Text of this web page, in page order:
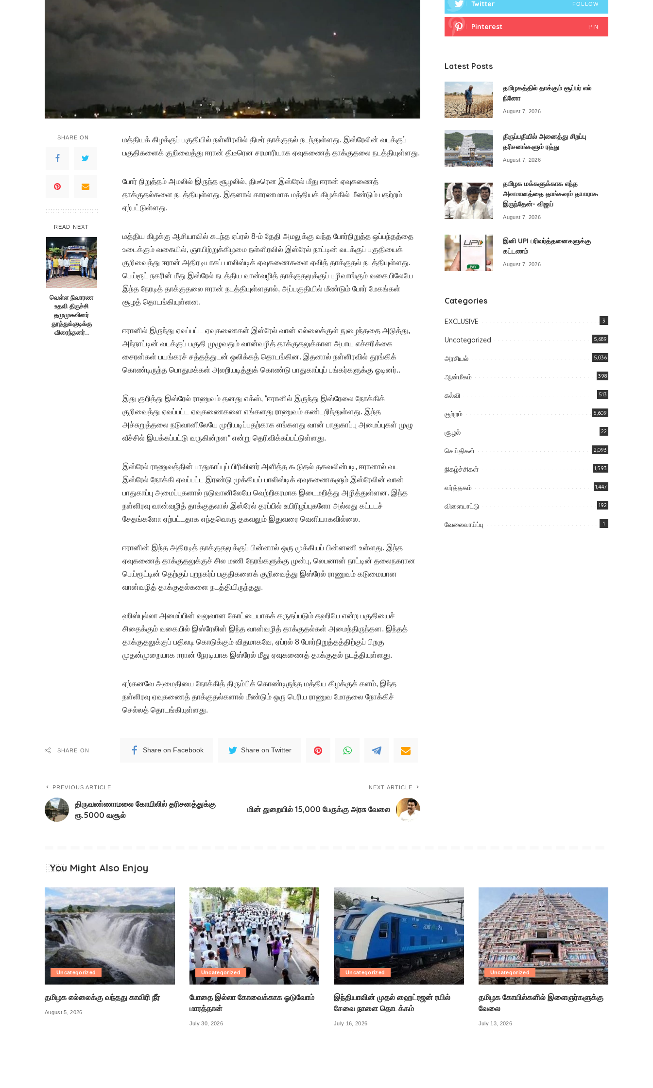
SHARE ON
READ NEXT
வெள்ள நிவாரண
உதவி திருச்சி
தமுமுகவினர்
தூத்துக்குடிக்கு
விரைந்தனர்…
மத்தியக் கிழக்குப் பகுதியில் நள்ளிரவில் திடீர் தாக்குதல் நடந்துள்ளது. இஸ்ரேலின் வடக்குப்
பகுதிகளைக் குறிவைத்து ஈரான் திடீரென சரமாரியாக ஏவுகணைத் தாக்குதலை நடத்தியுள்ளது.
போர் நிறுத்தம் அமலில் இருந்த சூழலில், திடீரென இஸ்ரேல் மீது ஈரான் ஏவுகணைத்
தாக்குதல்களை நடத்தியுள்ளது. இதனால் காரணமாக மத்தியக் கிழக்கில் மீண்டும் பதற்றம்
ஏற்பட்டுள்ளது.
மத்திய கிழக்கு ஆசியாவில் கடந்த ஏப்ரல் 8-ம் தேதி அமலுக்கு வந்த போர்நிறுத்த ஒப்பந்தத்தை
உடைக்கும் வகையில், ஞாயிற்றுக்கிழமை நள்ளிரவில் இஸ்ரேல் நாட்டின் வடக்குப் பகுதியைக்
குறிவைத்து ஈரான் அதிரடியாகப் பாலிஸ்டிக் ஏவுகணைகளை ஏவித் தாக்குதல் நடத்தியுள்ளது.
பெய்ரூட் நகரின் மீது இஸ்ரேல் நடத்திய வான்வழித் தாக்குதலுக்குப் பழிவாங்கும் வகையிலேயே
இந்த நேரடித் தாக்குதலை ஈரான் நடத்தியுள்ளதால், அப்பகுதியில் மீண்டும் போர் மேகங்கள்
சூழத் தொடங்கியுள்ளன.
ஈரானில் இருந்து ஏவப்பட்ட ஏவுகணைகள் இஸ்ரேல் வான் எல்லைக்குள் நுழைந்ததை அடுத்து,
அந்நாட்டின் வடக்குப் பகுதி முழுவதும் வான்வழித் தாக்குதலுக்கான அபாய எச்சரிக்கை
சைரன்கள் பயங்கரச் சத்தத்துடன் ஒலிக்கத் தொடங்கின. இதனால் நள்ளிரவில் தூங்கிக்
கொண்டிருந்த பொதுமக்கள் அலறியடித்துக் கொண்டு பாதுகாப்புப் பங்கர்களுக்கு ஓடினர்..
இது குறித்து இஸ்ரேல் ராணுவம் தனது எக்ஸ், “ஈரானில் இருந்து இஸ்ரேலை நோக்கிக்
குறிவைத்து ஏவப்பட்ட ஏவுகணைகளை எங்களது ராணுவம் கண்டறிந்துள்ளது. இந்த
அச்சுறுத்தலை நடுவானிலேயே முறியடிப்பதற்காக எங்களது வான் பாதுகாப்பு அமைப்புகள் முழு
வீச்சில் இயக்கப்பட்டு வருகின்றன” என்று தெரிவிக்கப்பட்டுள்ளது.
இஸ்ரேல் ராணுவத்தின் பாதுகாப்புப் பிரிவினர் அளித்த கூடுதல் தகவலின்படி, ஈரானால் வட
இஸ்ரேல் நோக்கி ஏவப்பட்ட இரண்டு முக்கியப் பாலிஸ்டிக் ஏவுகணைகளும் இஸ்ரேலின் வான்
பாதுகாப்பு அமைப்புகளால் நடுவானிலேயே வெற்றிகரமாக இடைமறித்து அழித்துள்ளன. இந்த
நள்ளிரவு வான்வழித் தாக்குதலால் இஸ்ரேல் தரப்பில் உயிரிழப்புகளோ அல்லது கட்டடச்
சேதங்களோ ஏற்பட்டதாக எந்தவொரு தகவலும் இதுவரை வெளியாகவில்லை.
ஈரானின் இந்த அதிரடித் தாக்குதலுக்குப் பின்னால் ஒரு முக்கியப் பின்னணி உள்ளது. இந்த
ஏவுகணைத் தாக்குதலுக்குச் சில மணி நேரங்களுக்கு முன்பு, லெபனான் நாட்டின் தலைநகரான
பெய்ரூட்டின் தெற்குப் புறநகர்ப் பகுதிகளைக் குறிவைத்து இஸ்ரேல் ராணுவம் கடுமையான
வான்வழித் தாக்குதல்களை நடத்தியிருந்தது.
ஹிஸ்புல்லா அமைப்பின் வலுவான கோட்டையாகக் கருதப்படும் தஹியே என்ற பகுதியைச்
சிதைக்கும் வகையில் இஸ்ரேலின் இந்த வான்வழித் தாக்குதல்கள் அமைந்திருந்தன. இந்தத்
தாக்குதலுக்குப் பதிலடி கொடுக்கும் விதமாகவே, ஏப்ரல் 8 போர்நிறுத்தத்திற்குப் பிறகு
முதன்முறையாக ஈரான் நேரடியாக இஸ்ரேல் மீது ஏவுகணைத் தாக்குதல் நடத்தியுள்ளது.
ஏற்கனவே அமைதியை நோக்கித் திரும்பிக் கொண்டிருந்த மத்திய கிழக்குக் களம், இந்த
நள்ளிரவு ஏவுகணைத் தாக்குதல்களால் மீண்டும் ஒரு பெரிய ராணுவ மோதலை நோக்கிச்
செல்லத் தொடங்கியுள்ளது.
SHARE ON Share on Facebook Share on Twitter
PREVIOUS ARTICLE
திருவண்ணாமலை கோயிலில் தரிசனத்துக்கு
ரூ.5000 வசூல்
NEXT ARTICLE
மின் துறையில் 15,000 பேருக்கு அரசு வேலை
Twitter FOLLOW
Pinterest PIN
Latest Posts
தமிழகத்தில் தாக்கும் சூப்பர் எல்
நினோ
August 7, 2026
திருப்பதியில் அனைத்து சிறப்பு
தரிசனங்களும் ரத்து
August 7, 2026
தமிழக மக்களுக்காக எந்த
அவமானத்தை தாங்கவும் தயாராக
இருந்தேன்- விஜய்
August 7, 2026
இனி UPI பரிவர்த்தனைகளுக்கு
கட்டணம்
August 7, 2026
Categories
EXCLUSIVE 3
Uncategorized 5,689
அரசியல் 5,036
ஆன்மீகம் 398
கல்வி 513
குற்றம் 5,609
சூழல் 22
செய்திகள் 2,093
நிகழ்ச்சிகள் 1,593
வர்த்தகம் 1,447
விளையாட்டு 192
வேலைவாய்ப்பு 1
You Might Also Enjoy
Uncategorized
தமிழக எல்லைக்கு வந்தது காவிரி நீர்
August 5, 2026
Uncategorized
போதை இல்லா கோவைக்காக ஓடுவோம்
மாரத்தான்
July 30, 2026
Uncategorized
இந்தியாவின் முதல் ஹைட்ரஜன் ரயில்
சேவை நாளை தொடக்கம்
July 16, 2026
Uncategorized
தமிழக கோயில்களில் இளைஞர்களுக்கு
வேலை
July 13, 2026